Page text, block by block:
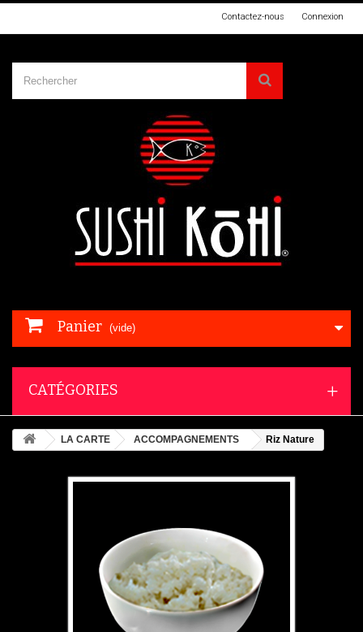
Connexion
Contactez-nous
Panier (vide)
CATÉGORIES
LA CARTE ACCOMPAGNEMENTS Riz Nature